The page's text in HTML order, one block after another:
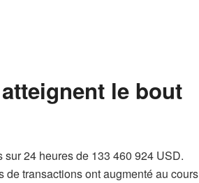
le bout
24 heures de 133 460 924 USD.
de transactions ont augmenté au cours